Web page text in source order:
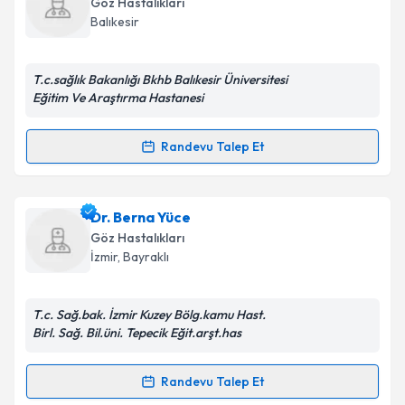
takvim hazırlandığında e-posta ile bilgilendireceğiz.
Kişisel verilerimin işlenmesine ilişkin
Metni'ni okudum ve kişisel verilerimin belirtilen
Takvim Talebini Gönder
Balıkesir
T.c.sağlık Bakanlığı Bkhb Balıkesir Üniversitesi
Eğitim Ve Araştırma Hastanesi
Randevu Talep Et
Randevu Takvimi Talebi
Prof. Dr. Cenap Güler
oluşturun. Size bu uzmandan randevu almanız için bir
takvim hazırlandığında e-posta ile bilgilendireceğiz.
Kişisel verilerimin işlenmesine ilişkin
Metni'ni okudum ve kişisel verilerimin belirtilen
Dr. Berna Yüce
Göz Hastalıkları
İzmir, Bayraklı
T.c. Sağ.bak. İzmir Kuzey Bölg.kamu Hast.
Birl. Sağ. Bil.üni. Tepecik Eğit.arşt.has
Randevu Talep Et
Randevu Takvimi Talebi